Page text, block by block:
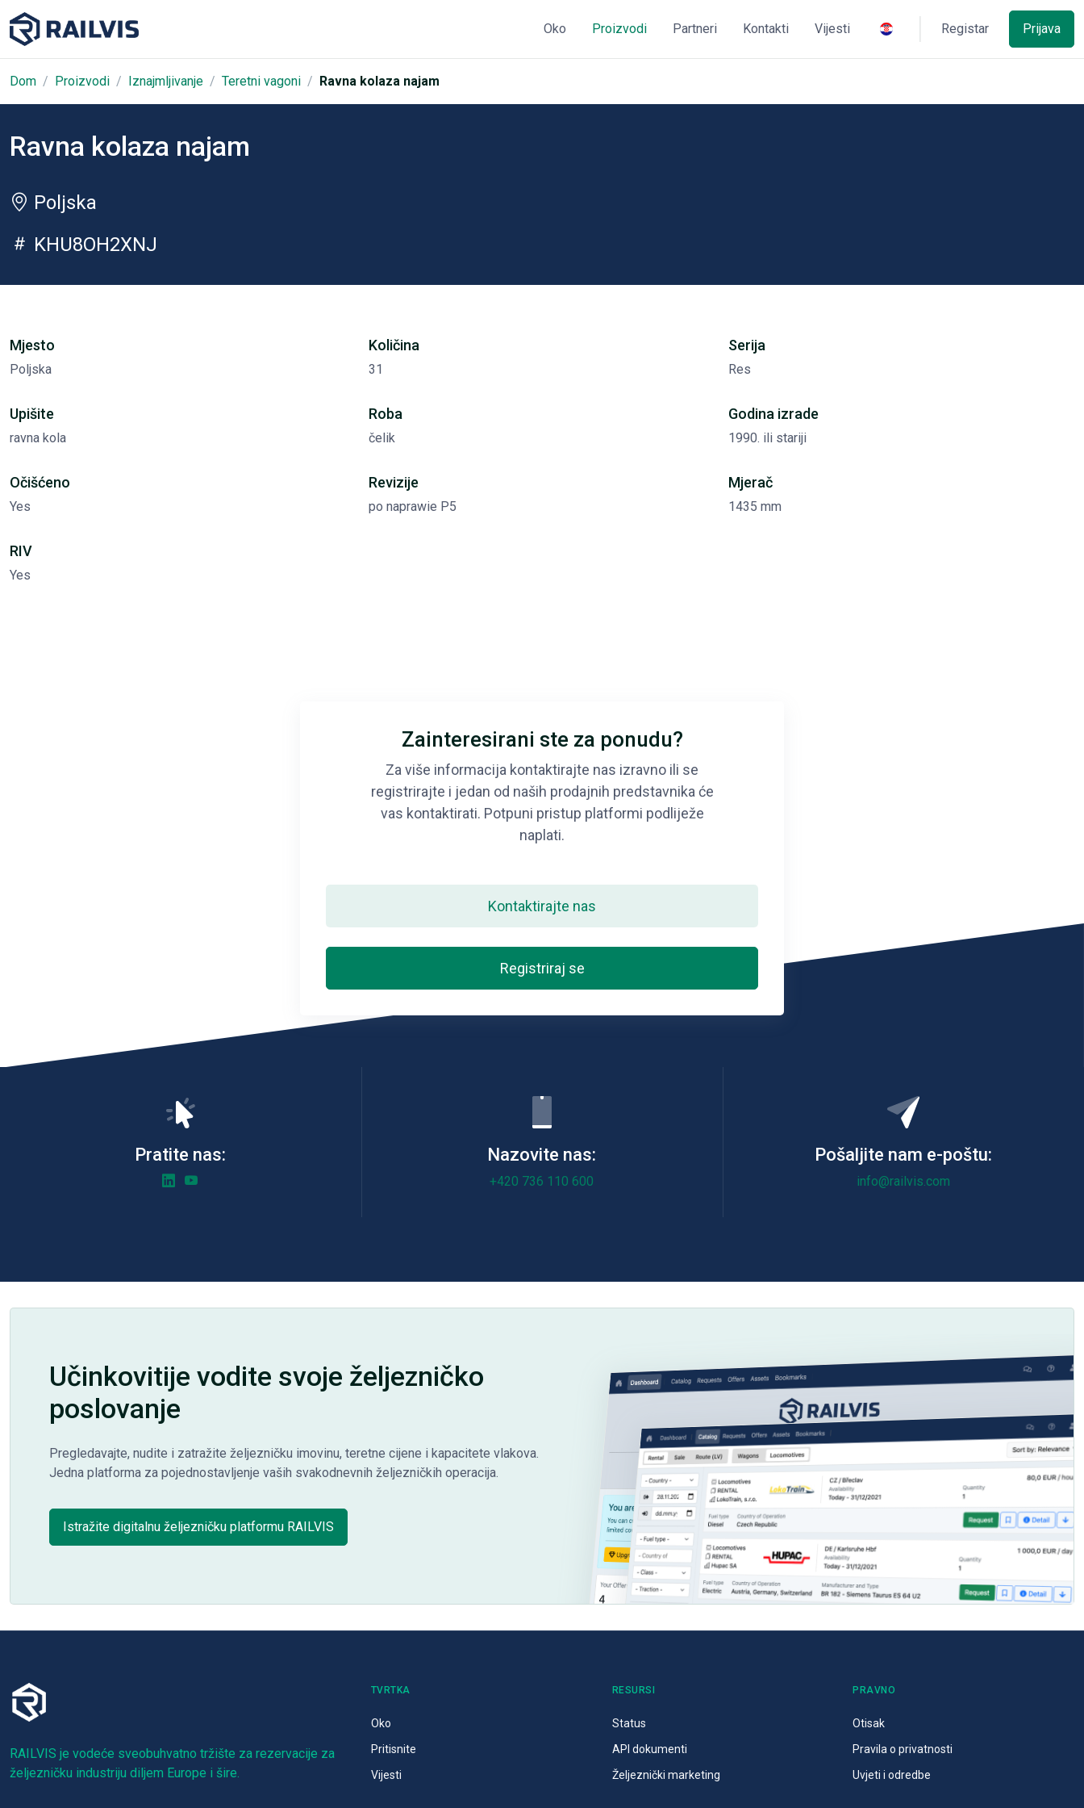
Oko Proizvodi Partneri Kontakti Vijesti Registar Prijava
Dom Proizvodi Iznajmljivanje Teretni vagoni Ravna kolaza najam
Ravna kolaza najam
Poljska
KHU8OH2XNJ
Mjesto
Poljska
Količina
31
Serija
Res
Upišite
ravna kola
Roba
čelik
Godina izrade
1990. ili stariji
Očišćeno
Yes
Revizije
po naprawie P5
Mjerač
1435 mm
RIV
Yes
Zainteresirani ste za ponudu?
Za više informacija kontaktirajte nas izravno ili se
registrirajte i jedan od naših prodajnih predstavnika će
vas kontaktirati. Potpuni pristup platformi podliježe
naplati.
Kontaktirajte nas
Registriraj se
Pratite nas: Nazovite nas:
+420 736 110 600
Pošaljite nam e-poštu:
info@railvis.com
Učinkovitije vodite svoje željezničko
poslovanje
Pregledavajte, nudite i zatražite željezničku imovinu, teretne cijene i kapacitete vlakova.
Jedna platforma za pojednostavljenje vaših svakodnevnih željezničkih operacija.
Istražite digitalnu željezničku platformu RAILVIS
RAILVIS je vodeće sveobuhvatno tržište za rezervacije za
željezničku industriju diljem Europe i šire.
TVRTKA
Oko
Pritisnite
Vijesti
RESURSI
Status
API dokumenti
Željeznički marketing
PRAVNO
Otisak
Pravila o privatnosti
Uvjeti i odredbe